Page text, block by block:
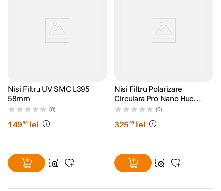
Nisi Filtru UV SMC L395
58mm
(0)
14999 lei
Nisi Filtru Polarizare
Circulara Pro Nano Huc
58mm
(0)
32599 lei